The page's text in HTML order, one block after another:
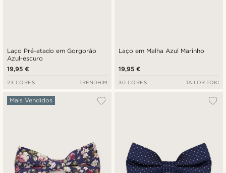
Laço Pré-atado em Gorgorão
Azul-escuro
19,95 €
23 CORES TRENDHIM
Laço em Malha Azul Marinho
19,95 €
30 CORES TAILOR TOKI
Mais Vendidos